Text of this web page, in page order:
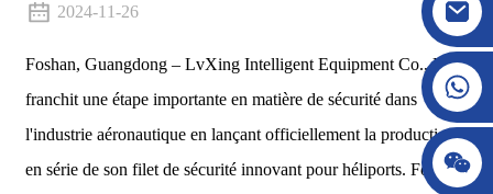
2024-11-26
Foshan, Guangdong – LvXing Intelligent Equipment Co., Ltd.
franchit une étape importante en matière de sécurité dans
l'industrie aéronautique en lançant officiellement la production
en série de son filet de sécurité innovant pour héliports. Fondée